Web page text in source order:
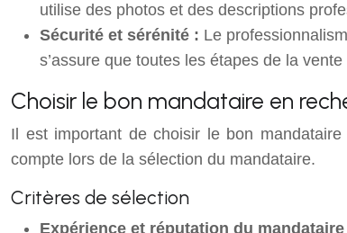
utilise des photos et des descriptions
Sécurité et sérénité : Le
s’assure que toutes les étapes de la
Choisir le bon mandataire en
Il est important de choisir le bon
compte lors de la sélection du mandataire.
Critères de sélection
Expérience et réputation du mandataire